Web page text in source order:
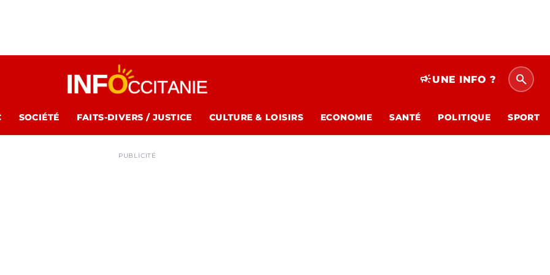
campaignUNE INFO ? search
SOCIÉTÉ FAITS-DIVERS / JUSTICE CULTURE & LOISIRS ECONOMIE SANTÉ POLITIQUE SPORT
PUBLICITÉ